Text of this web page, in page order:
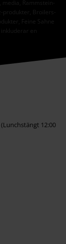
Rammstein-
Broilers-
Feine Sahne
en
12:00